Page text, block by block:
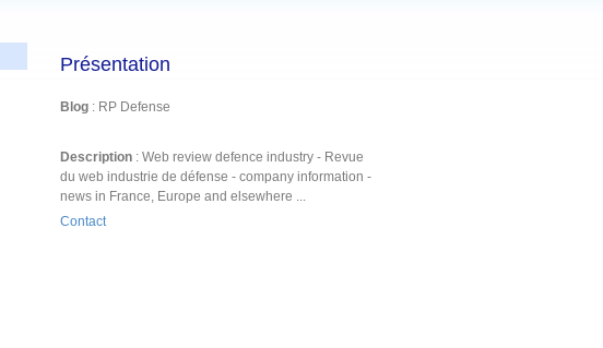
Présentation
Blog : RP Defense
Description : Web review defence industry - Revue
du web industrie de défense - company information -
news in France, Europe and elsewhere ...
Contact